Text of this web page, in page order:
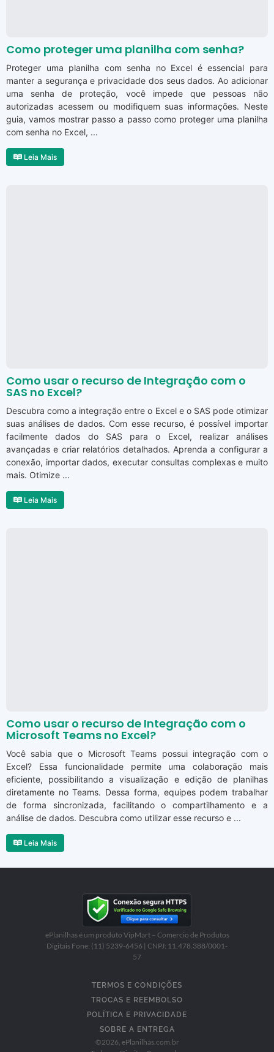
Como proteger uma planilha com senha?
Proteger uma planilha com senha no Excel é essencial para
manter a segurança e privacidade dos seus dados. Ao adicionar
uma senha de proteção, você impede que pessoas não
autorizadas acessem ou modifiquem suas informações. Neste
guia, vamos mostrar passo a passo como proteger uma planilha
com senha no Excel, ...
Leia Mais
Como usar o recurso de Integração com o
SAS no Excel?
Descubra como a integração entre o Excel e o SAS pode otimizar
suas análises de dados. Com esse recurso, é possível importar
facilmente dados do SAS para o Excel, realizar análises
avançadas e criar relatórios detalhados. Aprenda a configurar a
conexão, importar dados, executar consultas complexas e muito
mais. Otimize ...
Leia Mais
Como usar o recurso de Integração com o
Microsoft Teams no Excel?
Você sabia que o Microsoft Teams possui integração com o
Excel? Essa funcionalidade permite uma colaboração mais
eficiente, possibilitando a visualização e edição de planilhas
diretamente no Teams. Dessa forma, equipes podem trabalhar
de forma sincronizada, facilitando o compartilhamento e a
análise de dados. Descubra como utilizar esse recurso e ...
Leia Mais
ePlanilhas é um produto VipMart – Comercio de Produtos
Digitais Fone: (11) 5239-6456 | CNPJ: 11.478.388/0001-
57
TERMOS E CONDIÇÕES
TROCAS E REEMBOLSO
POLÍTICA E PRIVACIDADE
SOBRE A ENTREGA
©2026 , ePlanilhas.com.br